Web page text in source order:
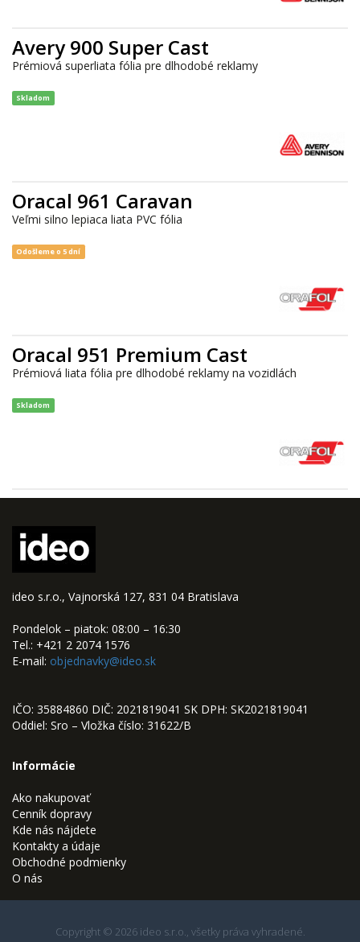
Avery 900 Super Cast
Prémiová superliata fólia pre dlhodobé reklamy
Skladom
Oracal 961 Caravan
Veľmi silno lepiaca liata PVC fólia
Odošleme o 5 dní
Oracal 951 Premium Cast
Prémiová liata fólia pre dlhodobé reklamy na vozidlách
Skladom
ideo s.r.o., Vajnorská 127, 831 04 Bratislava
Pondelok – piatok: 08:00 – 16:30
Tel.: +421 2 2074 1576
E-mail: objednavky@ideo.sk
IČO: 35884860 DIČ: 2021819041 SK DPH: SK2021819041
Oddiel: Sro – Vložka číslo: 31622/B
Informácie
Ako nakupovať
Cenník dopravy
Kde nás nájdete
Kontakty a údaje
Obchodné podmienky
O nás
Copyright © 2026 ideo s.r.o., všetky práva vyhradené.